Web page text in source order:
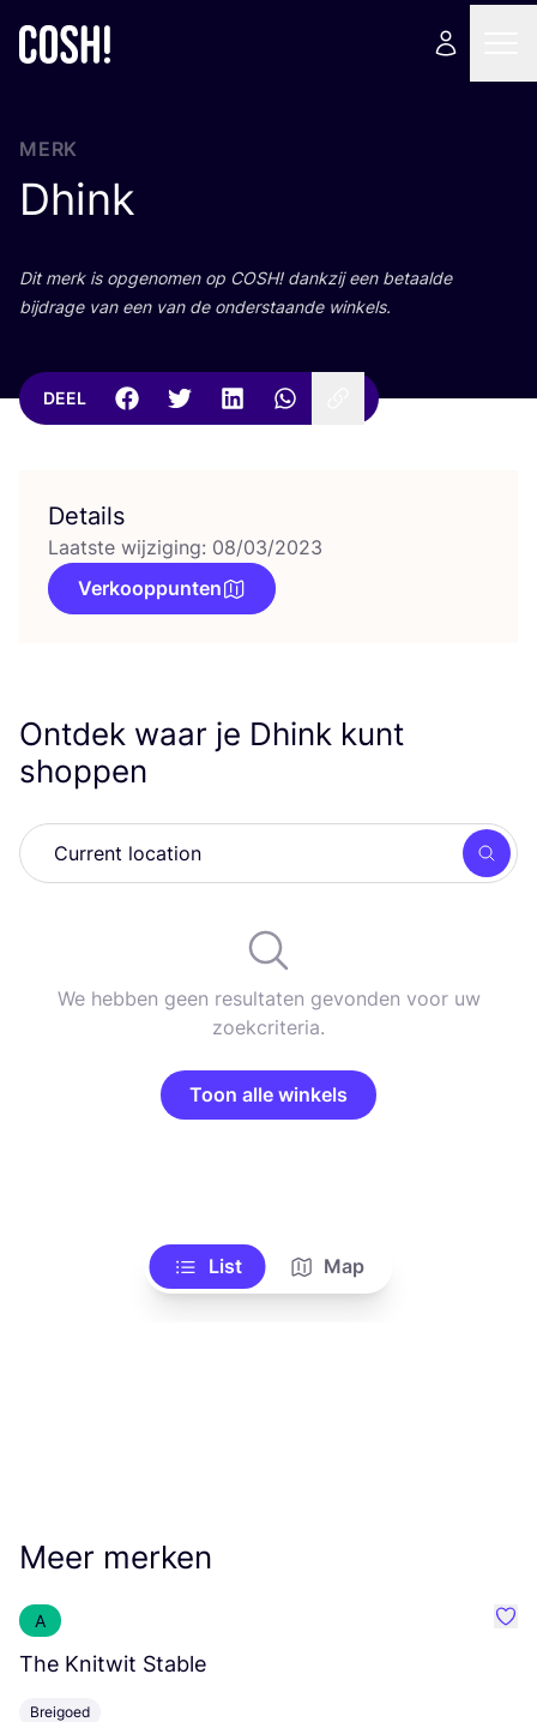
MERK
Dhink
Dit merk is opge­no­men op COSH! dank­zij een betaal­de
bij­dra­ge van een van de onder­staan­de winkels.
DEEL
Details
Laatste wijziging: 08/03/2023
Verkooppunten
Ontdek waar je Dhink kunt
shoppen
Zoek
We hebben geen resultaten gevonden voor uw
zoekcriteria.
Toon alle winkels
List Map
Meer merken
A
The Knitwit Stable
Breigoed